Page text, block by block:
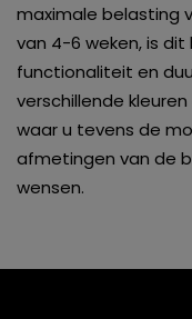
maximale belasting
van 4-6 weken, is
functionaliteit en
verschillende
waar u tevens de
afmetingen van de
wensen.